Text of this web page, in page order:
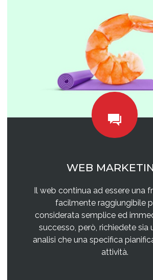
WEB
Il web continua ad essere una
facilmente raggiungibile
considerata semplice ed
successo, però, richiedete sia
analisi che una specifica
attività.